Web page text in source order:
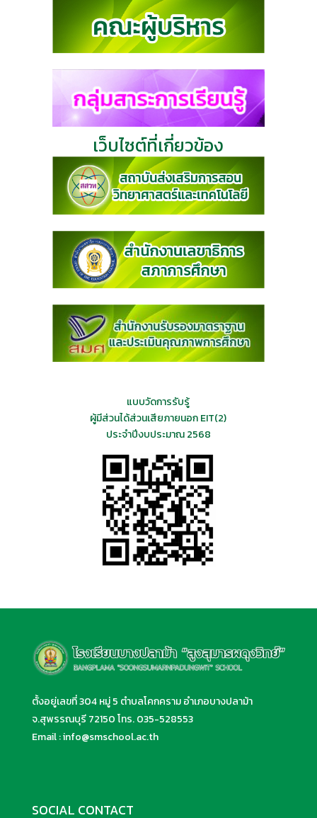
เว็บไซต์ที่เกี่ยวข้อง
แบบวัดการรับรู้
ผู้มีส่วนได้ส่วนเสียภายนอก EIT(2)
ประจำปีงบประมาณ 2568
ตั้งอยู่เลขที่ 304 หมู่ 5 ตำบลโคกคราม อำเภอบางปลาม้า
จ.สุพรรณบุรี 72150 โทร.035-528553
Email :info@smschool.ac.th
SOCIAL CONTACT